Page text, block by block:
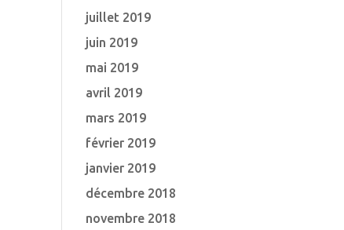
juillet 2019
juin 2019
mai 2019
avril 2019
mars 2019
février 2019
janvier 2019
décembre 2018
novembre 2018